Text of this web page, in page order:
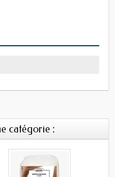
catégorie :